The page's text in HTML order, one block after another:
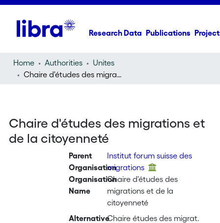
Research Data Publications
Home Authorities
Unites
Chaire d'études des migrations et de la citoyenneté
Chaire d'études des migrations et
de la citoyenneté
Parent
Organisation
Institut forum suisse des
migrations
Organisation
Name
Chaire d'études des
migrations et de la
citoyenneté
AlternativeChaire études des migrat.